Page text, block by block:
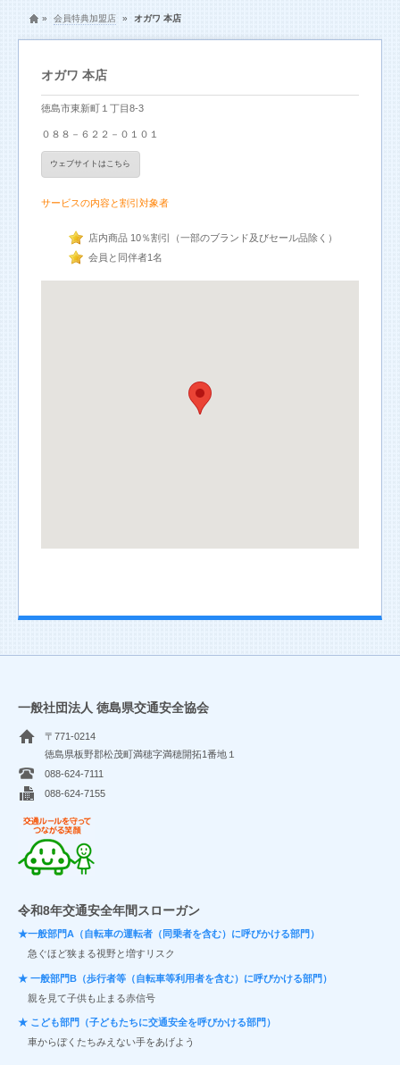
» 会員特典加盟店 » オガワ 本店
オガワ 本店
徳島市東新町１丁目8-3
０８８－６２２－０１０１
ウェブサイトはこちら
サービスの内容と割引対象者
店内商品 10％割引（一部のブランド及びセール品除く）
会員と同伴者1名
一般社団法人 徳島県交通安全協会
〒771-0214
徳島県板野郡松茂町満穂字満穂開拓1番地１
088-624-7111
088-624-7155
令和8年交通安全年間スローガン
★一般部門A（自転車の運転者（同乗者を含む）に呼びかける部門）
急ぐほど狭まる視野と増すリスク
★ 一般部門B（歩行者等（自転車等利用者を含む）に呼びかける部門）
親を見て子供も止まる赤信号
★ こども部門（子どもたちに交通安全を呼びかける部門）
車からぼくたちみえない手をあげよう